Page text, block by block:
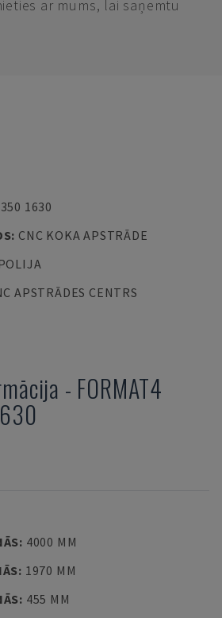
ar mums, lai saņemtu
1630
: CNC KOKA APSTRĀDE
APSTRĀDES CENTRS
- FORMAT4
: 4000 MM
: 1970 MM
: 455 MM